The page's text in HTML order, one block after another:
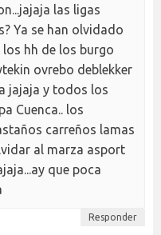
las ligas
Ya se han olvidado
hh de los burgo
ovrebo deblekker
jajaja y todos los
Cuenca.. los
carreños lamas
al marza asport
que poca
Responder